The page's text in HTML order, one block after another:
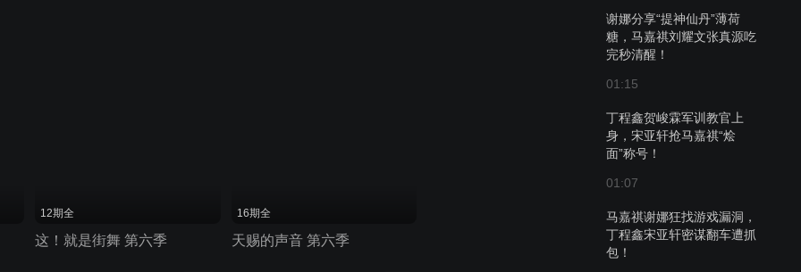
谢娜分享“提神仙丹”薄荷
糖，马嘉祺刘耀文张真源吃
完秒清醒！
01:15
丁程鑫贺峻霖军训教官上
身，宋亚轩抢马嘉祺“烩
面”称号！
01:07
马嘉祺谢娜狂找游戏漏洞，
丁程鑫宋亚轩密谋翻车遭抓
包！
12期全
这！就是街舞 第六季
16期全
天赐的声音 第六季